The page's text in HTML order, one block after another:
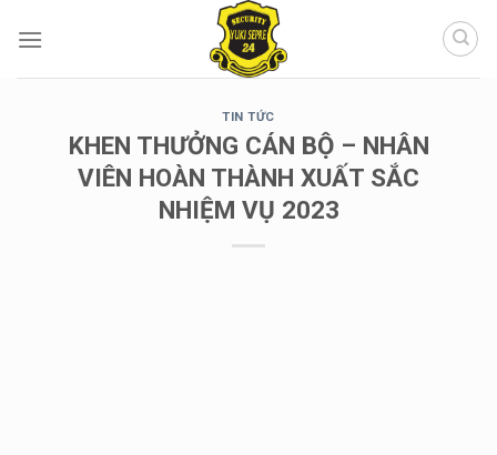
đến
TIN TỨC
KHEN THƯỞNG CÁN BỘ – NHÂN
VIÊN HOÀN THÀNH XUẤT SẮC
NHIỆM VỤ 2023